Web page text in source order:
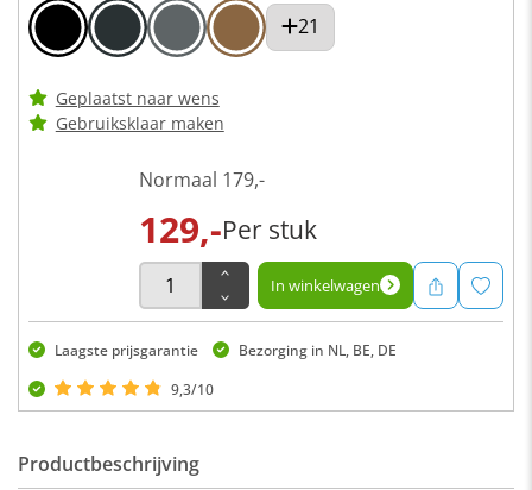
21
Geplaatst naar wens
Gebruiksklaar maken
Normaal 179,-
129,-Per stuk
In winkelwagen
Laagste prijsgarantie
Bezorging in NL, BE, DE
9,3/10
Productbeschrijving